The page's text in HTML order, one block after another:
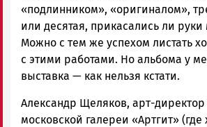
«подлинником», «оригиналом»,
или десятая, прикасались ли
Можно с тем же успехом листать
с этими работами. Но альбома у
выставка — как нельзя кстати.
Александр Щеляков, арт-директор
московской галереи «Артгит» (где